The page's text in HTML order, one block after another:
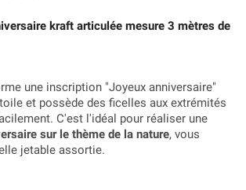
kraft articulée mesure 3 mètres de
une inscription "Joyeux anniversaire"
et possède des ficelles aux extrémités
C'est l'idéal pour réaliser une
sur le thème de la nature, vous
jetable assortie.